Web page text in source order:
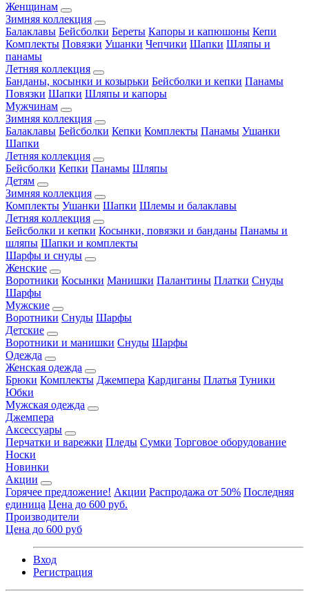
Женщинам
Зимняя коллекция
Балаклавы Бейсболки Береты Капоры и капюшоны Кепи
Комплекты Повязки Ушанки Чепчики Шапки Шляпы и
панамы
Летняя коллекция
Банданы, косынки и козырьки Бейсболки и кепки Панамы
Повязки Шапки Шляпы и капоры
Мужчинам
Зимняя коллекция
Балаклавы Бейсболки Кепки Комплекты Панамы Ушанки
Шапки
Летняя коллекция
Бейсболки Кепки Панамы Шляпы
Детям
Зимняя коллекция
Комплекты Ушанки Шапки Шлемы и балаклавы
Летняя коллекция
Бейсболки и кепки Косынки, повязки и банданы Панамы и
шляпы Шапки и комплекты
Шарфы и снуды
Женские
Воротники Косынки Манишки Палантины Платки Снуды
Шарфы
Мужские
Воротники Снуды Шарфы
Детские
Воротники и манишки Снуды Шарфы
Одежда
Женская одежда
Брюки Комплекты Джемпера Кардиганы Платья Туники
Юбки
Мужская одежда
Джемпера
Аксессуары
Перчатки и варежки Пледы Сумки Торговое оборудование
Носки
Новинки
Акции
Горячее предложение! Акции Распродажа от 50% Последняя
единица Цена до 600 руб.
Производители
Цена до 600 руб
Вход
Регистрация